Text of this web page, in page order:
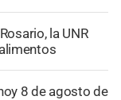
la UNR
8 de agosto de